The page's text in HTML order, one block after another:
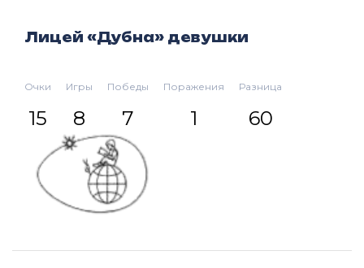
Лицей «Дубна» девушки
Очки
15
Игры
8
Победы
7
Поражения
1
Разница
60